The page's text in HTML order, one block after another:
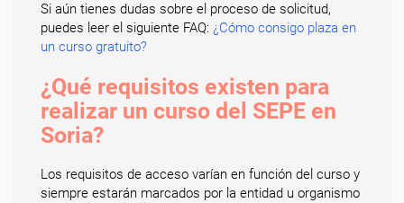
Si aún tienes dudas sobre el proceso de solicitud,
puedes leer el siguiente FAQ: ¿Cómo consigo plaza en
un curso gratuito?
¿Qué requisitos existen para
realizar un curso del SEPE en
Soria?
Los requisitos de acceso varían en función del curso y
siempre estarán marcados por la entidad u organismo